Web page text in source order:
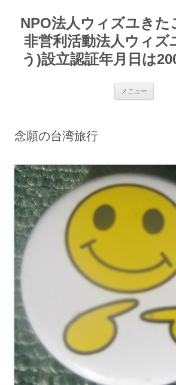
テ
ンNPO法人ウィズユきた
非営利活動法人ウィズ
う)設立認証年月日は
メニュー
念願の台湾旅行